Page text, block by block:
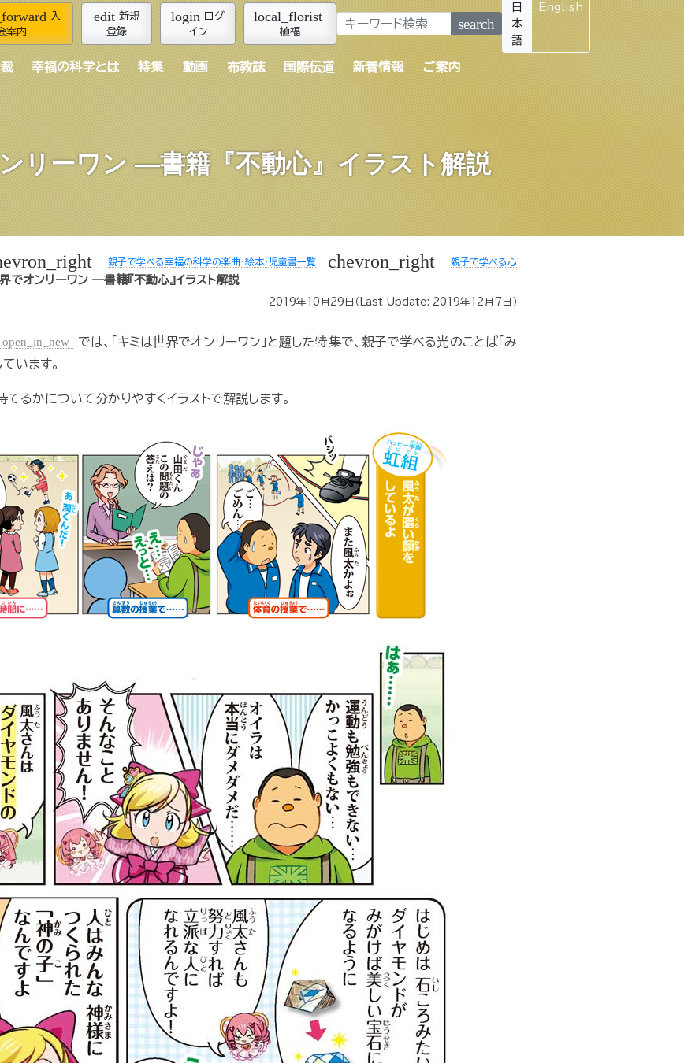
入
案内
edit 新規
登録
login ログ
イン
local_florist
植福 search
日
本
語
English
幸福の科学とは 特集 動画 布教誌 国際伝道 新着情報 ご案内
リーワン ―書籍『不動心』イラスト解説
親子で学べる幸福の科学の楽曲・絵本・児童書一覧 chevron_right
親子で学べる心
でオンリーワン ―書籍『不動心』イラスト解説
2019年10月29日 （Last Update: 2019年12月7日 ）
open_in_new
では、「キミは世界でオンリーワン」と題した特集で、親子で学べる光のことば「み
います。
るかについて分かりやすくイラストで解説します。